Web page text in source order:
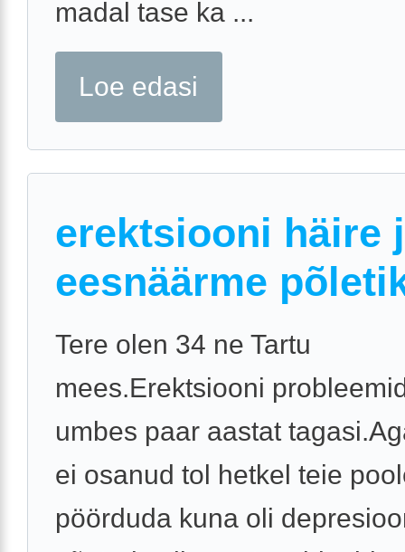
madal tase ka ...
Loe edasi
erektsiooni häire
eesnäärme
Tere olen 34 ne Tartu
mees.Erektsiooni
umbes paar aastat
ei osanud tol hetkel teie
pöörduda kuna oli